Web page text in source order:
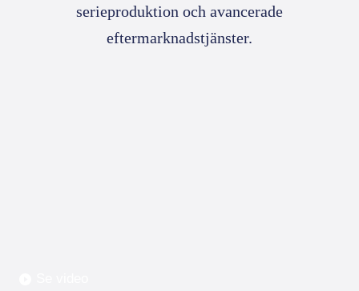
serieproduktion och avancerade
eftermarknadstjänster.